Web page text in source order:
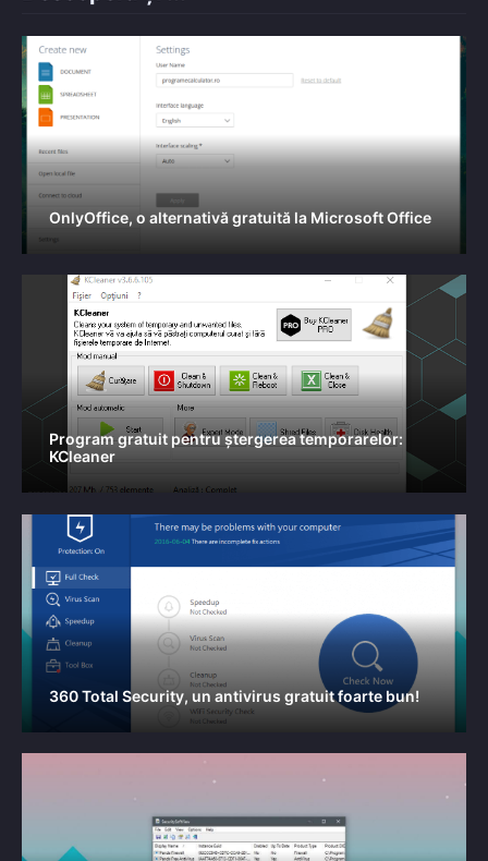
OnlyOffice, o alternativă gratuită la Microsoft Office
Program gratuit pentru ștergerea temporarelor:
KCleaner
360 Total Security, un antivirus gratuit foarte bun!